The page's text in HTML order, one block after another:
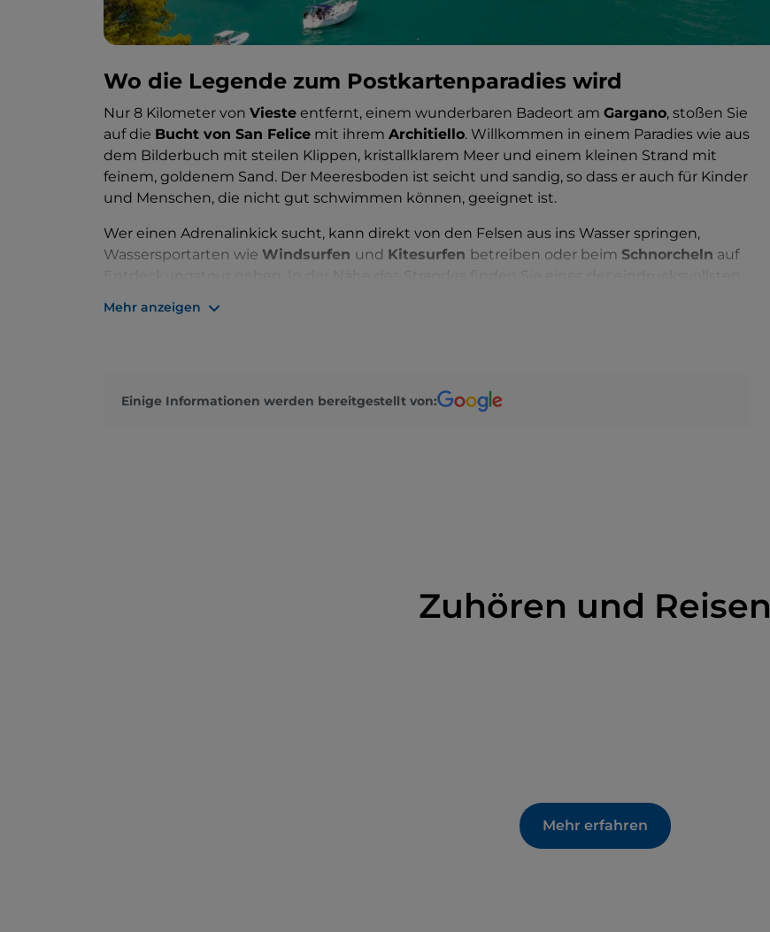
Wo die Legende zum Postkartenparadies wird
Nur 8 Kilometer von Vieste entfernt, einem wunderbaren Badeort am Gargano, stoßen Sie
auf die Bucht von San Felice mit ihrem Architiello. Willkommen in einem Paradies wie aus
dem Bilderbuch mit steilen Klippen, kristallklarem Meer und einem kleinen Strand mit
feinem, goldenem Sand. Der Meeresboden ist seicht und sandig, so dass er auch für Kinder
und Menschen, die nicht gut schwimmen können, geeignet ist.
Wer einen Adrenalinkick sucht, kann direkt von den Felsen aus ins Wasser springen,
Wassersportarten wie Windsurfen und Kitesurfen betreiben oder beim Schnorcheln auf
genannt: ein Stück Kalkstein, das im Laufe der Zeit durch die Einwirkung von Wind und
Meereskönigs Neptun und seiner Frau Amphitrite in die Felsen gehauen wurde. Vom
, einem imposanten und alten Wachturm an der
Mehr anzeigen
Einige Informationen werden bereitgestellt von:
Zuhören und Reisen
Mehr erfahren